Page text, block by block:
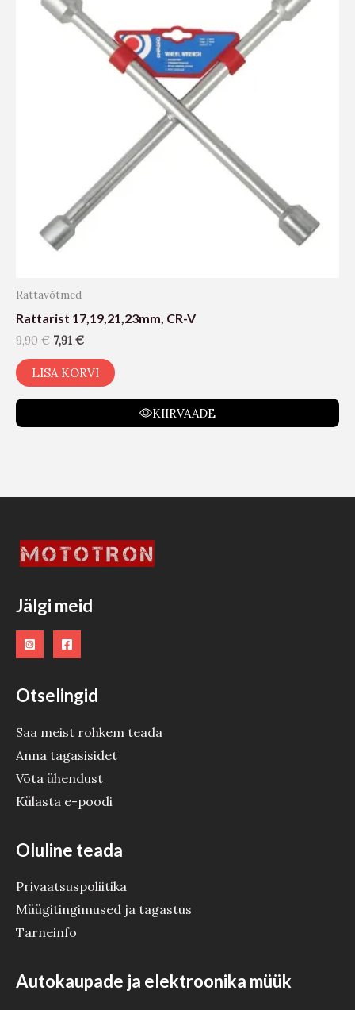
Rattavõtmed
Rattarist 17,19,21,23mm, CR-V
9,90€ 7,91 €
LISA KORVI
KIIRVAADE
Jälgi meid
Otselingid
Saa meist rohkem teada
Anna tagasisidet
Võta ühendust
Külasta e-poodi
Oluline teada
Privaatsuspoliitika
Müügitingimused ja tagastus
Tarneinfo
Autokaupade ja elektroonika müük